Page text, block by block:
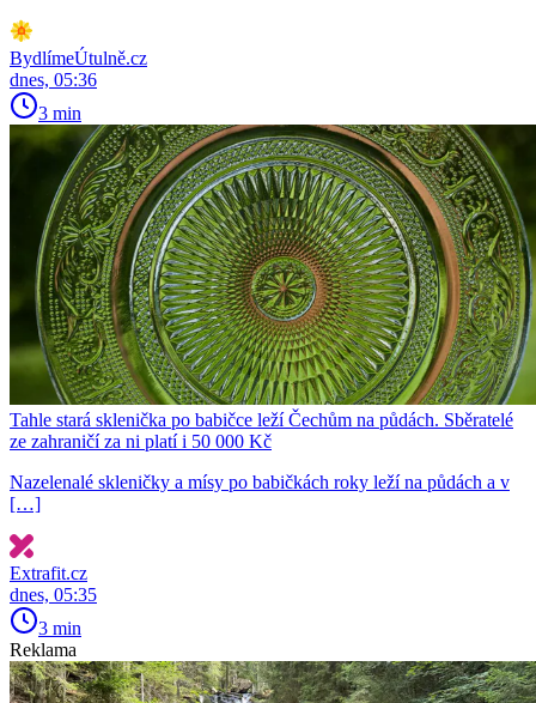
BydlímeÚtulně.cz
dnes, 05:36
3 min
Tahle stará sklenička po babičce leží Čechům na půdách. Sběratelé
ze zahraničí za ni platí i 50 000 Kč
Nazelenalé skleničky a mísy po babičkách roky leží na půdách a v
[…]
Extrafit.cz
dnes, 05:35
3 min
Reklama